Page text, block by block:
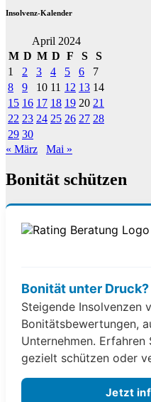
Insolvenz-Kalender
April 2024
M D M D F S
S
1
2 3 4 5 6
7
8
9 10 11 12 13 14
15 16 17 18 19 20 21
22 23 24 25 26 27 28
29 30
« März
Mai »
Bonität schützen
Bonität unter Druck?
Steigende Insolvenzen
Bonitätsbewertungen,
Unternehmen. Erfahren
gezielt schützen oder
Jetzt